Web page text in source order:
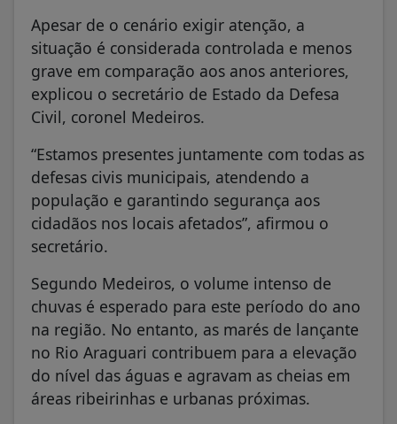
Apesar de o cenário exigir atenção, a
situação é considerada controlada e menos
grave em comparação aos anos anteriores,
explicou o secretário de Estado da Defesa
Civil, coronel Medeiros.
“Estamos presentes juntamente com todas as
defesas civis municipais, atendendo a
população e garantindo segurança aos
cidadãos nos locais afetados”, afirmou o
secretário.
Segundo Medeiros, o volume intenso de
chuvas é esperado para este período do ano
na região. No entanto, as marés de lançante
no Rio Araguari contribuem para a elevação
do nível das águas e agravam as cheias em
áreas ribeirinhas e urbanas próximas.